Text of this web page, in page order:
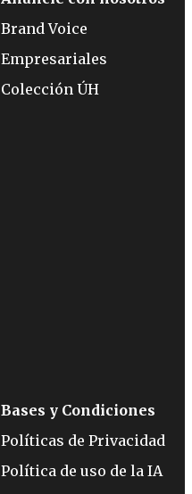
Brand Voice
Empresariales
Colección ÚH
Bases y Condiciones
Políticas de Privacidad
Política de uso de la IA